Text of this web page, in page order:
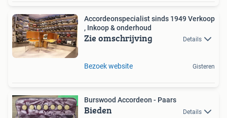
Accordeonspecialist sinds 1949 Verkoop
, Inkoop & onderhoud
Zie omschrijving Details
Bezoek website Gisteren
Burswood Accordeon - Paars
Bieden Details